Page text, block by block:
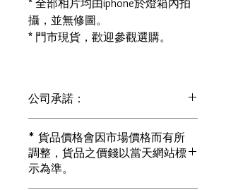
* 全部相片均由iphone於燈箱內拍
攝，並無修圖。
* 門市現貨，歡迎參觀選購。
公司承諾：
冇加色！冇化妝！
i) 所有已鑲玉器珠寶丶玉鐲丶擺件皆 奉
送 [香港翡翠鑑証書]
* 貨品價格會因市場價格而有所
調整，貨品之價錢以當天網站標
示為準。